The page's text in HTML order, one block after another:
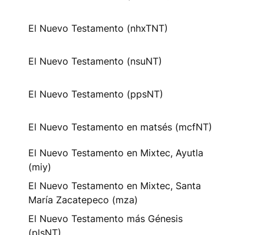
El Nuevo Testamento (nhxTNT)
El Nuevo Testamento (nsuNT)
El Nuevo Testamento (ppsNT)
El Nuevo Testamento en matsés (mcfNT)
El Nuevo Testamento en Mixtec, Ayutla
(miy)
El Nuevo Testamento en Mixtec, Santa
María Zacatepeco (mza)
El Nuevo Testamento más Génesis
(plsNT)